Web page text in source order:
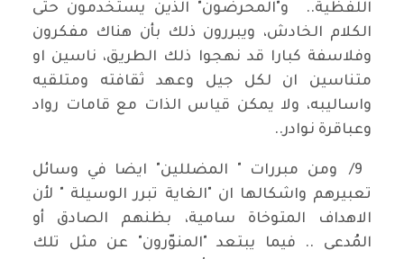
اللفظية.. و"المحرضون" الذين يستخدمون حتى
الكلام الخادش، ويبررون ذلك بأن هناك مفكرون
وفلاسفة كبارا قد نهجوا ذلك الطريق، ناسين او
متناسين ان لكل جيل وعهد ثقافته ومتلقيه
واساليبه، ولا يمكن قياس الذات مع قامات رواد
وعباقرة نوادر..
9/ ومن مبررات " المضللين" ايضا في وسائل
تعبيرهم واشكالها ان "الغاية تبرر الوسيلة " لأن
الاهداف المتوخاة سامية، بظنهم الصادق أو
المُدعى .. فيما يبتعد "المنوّرون" عن مثل تلك